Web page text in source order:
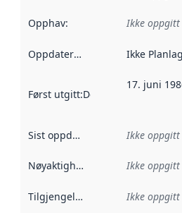
Opphav: Ikke oppgitt
Oppdateringsfrekvens :
Ikke
Først utgitt:Denne datoen sier
17. juni
Sist oppdatert Ikke oppgitt
Nøyaktighet Ikke oppgitt
Tilgjengelighet Ikke oppgitt